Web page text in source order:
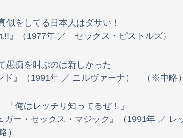
相互RSS
似をしてる日本人はダサい！
!!』（1977年 ／ セックス・ピストルズ）
愚痴を叫ぶのは新しかった
ド』（1991年 ／ ニルヴァーナ） （※中略）
「俺はレッチリ知ってるぜ！」
ガー・セックス・マジック』（1991年 ／ レ
）